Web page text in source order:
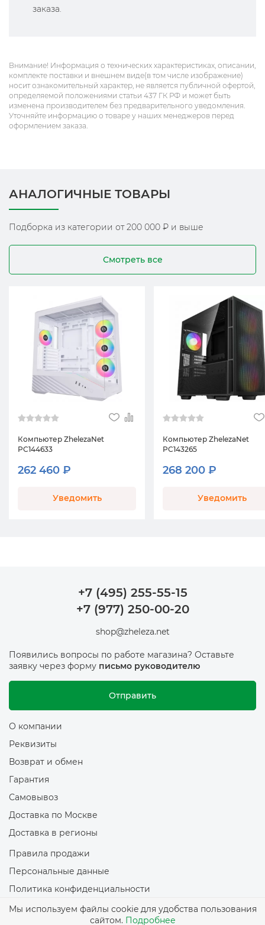
заказа.
Внимание! Информация о технических характеристиках, описании,
комплекте поставки и внешнем виде(в том числе изображение)
носит ознакомительный характер, не является публичной офертой,
определяемой положениями статьи 437 ГК РФ и может быть
изменена производителем без предварительного уведомления.
Уточняйте информацию о товаре у наших менеджеров перед
оформлением заказа.
АНАЛОГИЧНЫЕ ТОВАРЫ
Подборка из категории от 200 000 ₽ и выше
Смотреть все
Компьютер ZhelezaNet
PC144633
262 460 ₽
Уведомить
Компьютер ZhelezaNet
PC143265
268 200 ₽
Уведомить
+7 (495) 255-55-15
+7 (977) 250-00-20
shop@zheleza.net
Появились вопросы по работе магазина? Оставьте
заявку через форму письмо руководителю
Отправить
О компании
Реквизиты
Возврат и обмен
Гарантия
Самовывоз
Доставка по Москве
Доставка в регионы
Правила продажи
Персональные данные
Политика конфиденциальности
Политика обработки файлов Cookie
Мы используем файлы cookie для удобства пользования
сайтом. Подробнее